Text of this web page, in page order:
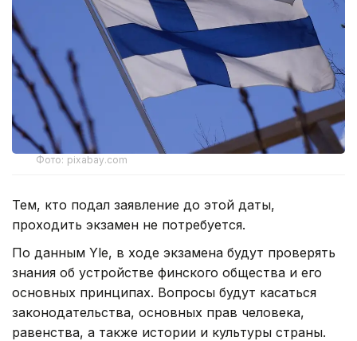
Фото: pixabay.com
Тем, кто подал заявление до этой даты,
проходить экзамен не потребуется.
По данным Yle, в ходе экзамена будут проверять
знания об устройстве финского общества и его
основных принципах. Вопросы будут касаться
законодательства, основных прав человека,
равенства, а также истории и культуры страны.